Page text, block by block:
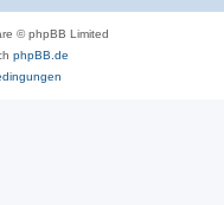
© phpBB Limited
phpBB.de